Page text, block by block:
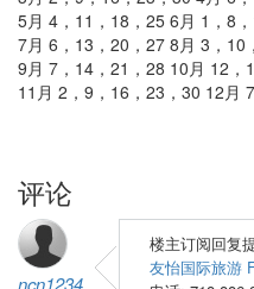
5月 4，11，18，25 6月 1，8
7月 6，13，20，27 8月 3，10
9月 7，14，21，28 10月 12，
11月 2，9，16，23，30 12月
评论
ncn1234
楼主订阅回复
友怡国际旅游